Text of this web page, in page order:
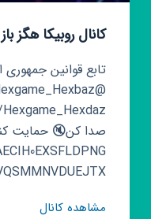
کانال روبیکا هگز باز Hexgame_Hexbaz 1385
صدا کن🔇 حمایت
مشاهده کانالکانال